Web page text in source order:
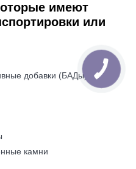
имеют
или
добавки (БАДы)
камни